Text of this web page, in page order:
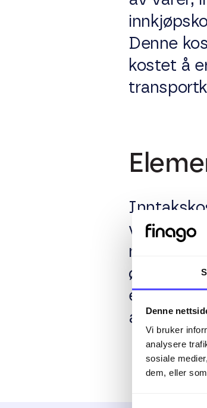
Denne
Vi bruker
analysere
sosiale
dem, eller
Denne
kostet å
varen,
med
er
alle